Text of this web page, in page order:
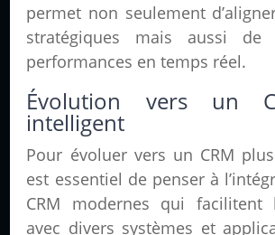
permet non seulement
stratégiques mais aussi de
performances en temps réel.
Évolution vers un
intelligent
Pour évoluer vers un CRM
est essentiel de penser à
CRM modernes qui facilitent
avec divers systèmes et